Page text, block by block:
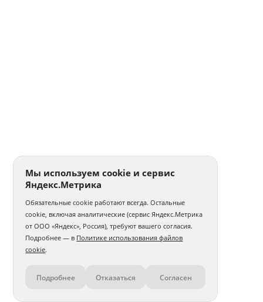
Контакты
Мы используем cookie и сервис
Яндекс.Метрика
Обязательные cookie работают всегда. Остальные
cookie, включая аналитические (сервис Яндекс.Метрика
от ООО «Яндекс», Россия), требуют вашего согласия.
Подробнее — в Политике использования файлов
cookie.
Подробнее Отказаться Согласен